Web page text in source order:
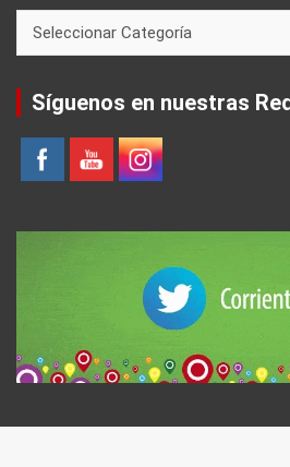
Síguenos en nuestras